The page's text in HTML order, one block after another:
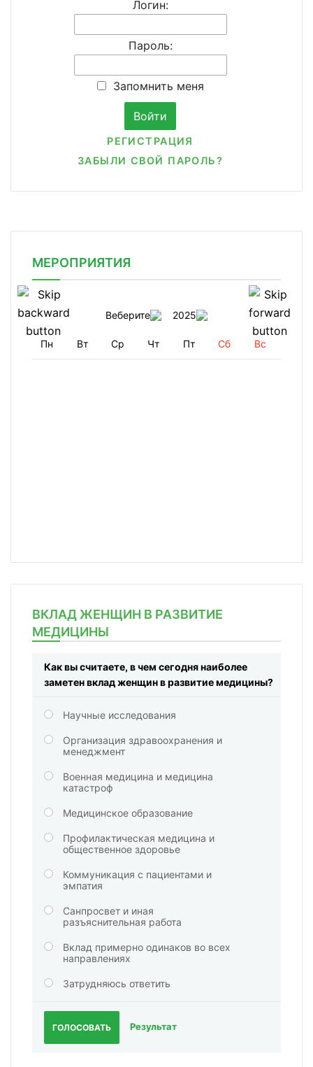
Логин:
Пароль:
Запомнить меня
РЕГИСТРАЦИЯ
ЗАБЫЛИ СВОЙ ПАРОЛЬ?
МЕРОПРИЯТИЯ
Веберите 2025
Пн Вт Ср Чт Пт Сб Вс
ВКЛАД ЖЕНЩИН В РАЗВИТИЕ
МЕДИЦИНЫ
Как вы считаете, в чем сегодня наиболее
заметен вклад женщин в развитие медицины?
Научные исследования
Организация здравоохранения и
менеджмент
Военная медицина и медицина
катастроф
Медицинское образование
Профилактическая медицина и
общественное здоровье
Коммуникация с пациентами и
эмпатия
Санпросвет и иная
разъяснительная работа
Вклад примерно одинаков во всех
направлениях
Затрудняюсь ответить
ГОЛОСОВАТЬ Результат